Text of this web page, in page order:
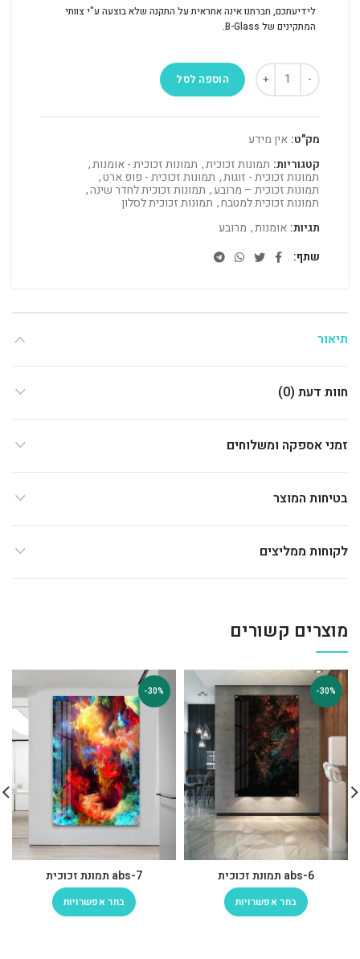
לידיעתכם, חברתנו אינה אחראית על התקנה שלא בוצעה ע"י צוותי
המתקינים של B-Glass.
הוספה לסל
מק"ט: אין מידע
קטגוריות: תמונות זכוכית, תמונות זכוכית - אומנות,
תמונות זכוכית - זוגות, תמונות זכוכית - פופ ארט,
תמונות זכוכית – מרובע, תמונות זכוכית לחדר שינה,
תמונות זכוכית למטבח, תמונות זכוכית לסלון
תגיות: אומנות, מרובע
שתף
תיאור
חוות דעת (0)
זמני אספקה ומשלוחים
בטיחות המוצר
לקוחות ממליצים
מוצרים קשורים
-30%
abs-6 תמונת זכוכית
בחר אפשרויות
-30%
abs-7 תמונת זכוכית
בחר אפשרויות